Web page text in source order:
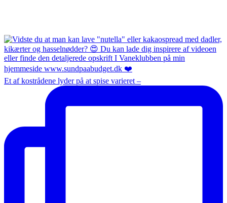
Et af kostrådene lyder på at spise varieret –